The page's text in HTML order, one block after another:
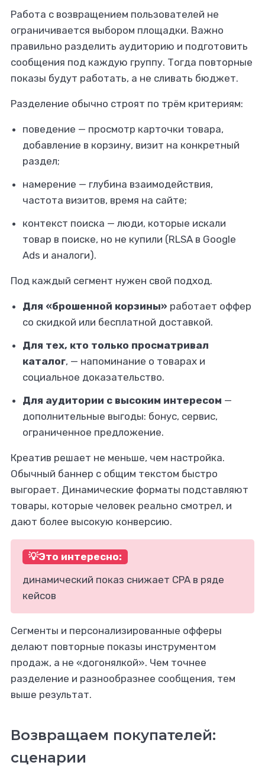
Работа с возвращением пользователей не
ограничивается выбором площадки. Важно
правильно разделить аудиторию и подготовить
сообщения под каждую группу. Тогда повторные
показы будут работать, а не сливать бюджет.
Разделение обычно строят по трём критериям:
поведение — просмотр карточки товара,
добавление в корзину, визит на конкретный
раздел;
намерение — глубина взаимодействия,
частота визитов, время на сайте;
контекст поиска — люди, которые искали
товар в поиске, но не купили (RLSA в Google
Ads и аналоги).
Под каждый сегмент нужен свой подход.
Для «брошенной корзины» работает оффер
со скидкой или бесплатной доставкой.
Для тех, кто только просматривал
каталог, — напоминание о товарах и
социальное доказательство.
Для аудитории с высоким интересом —
дополнительные выгоды: бонус, сервис,
ограниченное предложение.
Креатив решает не меньше, чем настройка.
Обычный баннер с общим текстом быстро
выгорает. Динамические форматы подставляют
товары, которые человек реально смотрел, и
дают более высокую конверсию.
💡Это интересно:
динамический показ снижает CPA в ряде
кейсов
Cегменты и персонализированные офферы
делают повторные показы инструментом
продаж, а не «догонялкой». Чем точнее
разделение и разнообразнее сообщения, тем
выше результат.
Возвращаем покупателей:
сценарии